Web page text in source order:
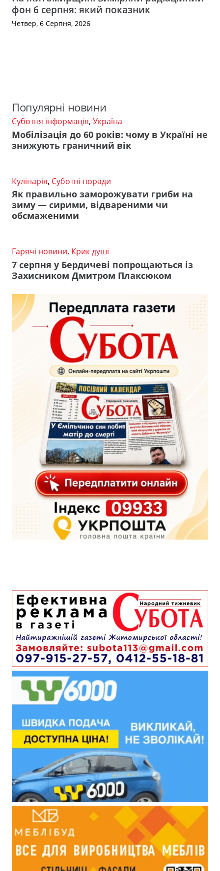
фон 6 серпня: який показник
Четвер, 6 Серпня, 2026
Популярні новини
Суботня інформація, Україна
Мобілізація до 60 років: чому в Україні не
знижують граничний вік
Кулінарія, Суботні поради
Як правильно заморожувати гриби на
зиму — сирими, відвареними чи
обсмаженими
Гарячі новини, Крик душі
7 серпня у Бердичеві попрощаються із
Захисником Дмитром Плаксюком